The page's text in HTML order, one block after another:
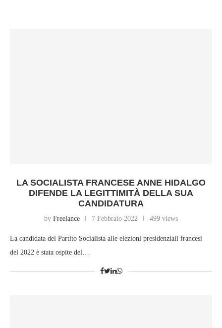
LA SOCIALISTA FRANCESE ANNE HIDALGO
DIFENDE LA LEGITTIMITÀ DELLA SUA
CANDIDATURA
by Freelance 7 Febbraio 2022 499 views
La candidata del Partito Socialista alle elezioni presidenziali francesi
del 2022 è stata ospite del…